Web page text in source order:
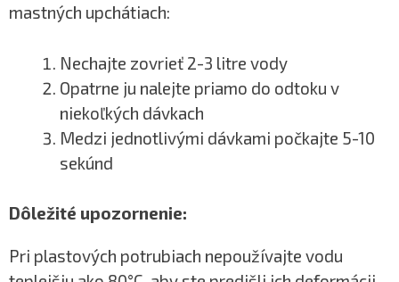
mastných upchátiach:
Nechajte zovrieť 2-3 litre vody
Opatrne ju nalejte priamo do odtoku v
niekoľkých dávkach
Medzi jednotlivými dávkami počkajte 5-10
sekúnd
Dôležité upozornenie:
Pri plastových potrubiach nepoužívajte vodu